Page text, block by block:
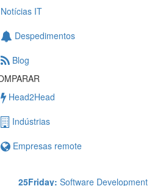
Notícias IT
Despedimentos
Blog
Head2Head
Indústrias
Empresas remote
25Friday: Software